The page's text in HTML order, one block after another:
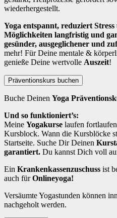
wiederhergestellt.
Yoga entspannt, reduziert
Möglichkeiten langfristig und
gesünder, ausgeglichener und
mehr! Für Deine mentale &
genieße Deine wertvolle Auszeit!
Präventionskurs buchen
Buche Deinen Yoga
Und so funktioniert’s:
Meine Yogakurse laufen
Kursblock. Wann die Kursblöcke
Startseite. Suche Dir Deinen
garantiert. Du kannst Dich voll
Ein Krankenkassenzuschuss ist
auch fürOnlineyoga!
Versäumte Yogastunden können
nachgeholt werden.